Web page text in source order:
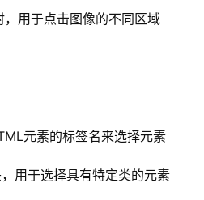
，用于点击图像的不同区域
元素的标签名来选择元素
用于选择具有特定类的元素